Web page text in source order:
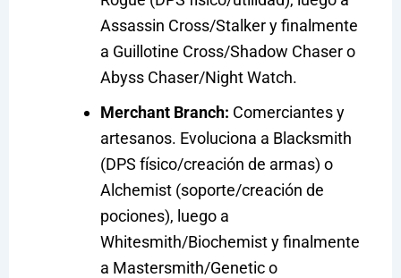
Assassin Cross/Stalker y finalmente
a Guillotine Cross/Shadow Chaser o
Abyss Chaser/Night Watch.
Merchant Branch: Comerciantes y
artesanos. Evoluciona a Blacksmith
(DPS físico/creación de armas) o
Alchemist (soporte/creación de
pociones), luego a
Whitesmith/Biochemist y finalmente
a Mastersmith/Genetic o